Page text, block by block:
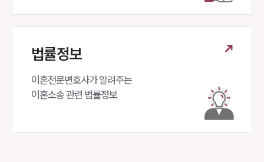
법률정보
이혼전문변호사가 알려주는
이혼소송 관련 법률정보